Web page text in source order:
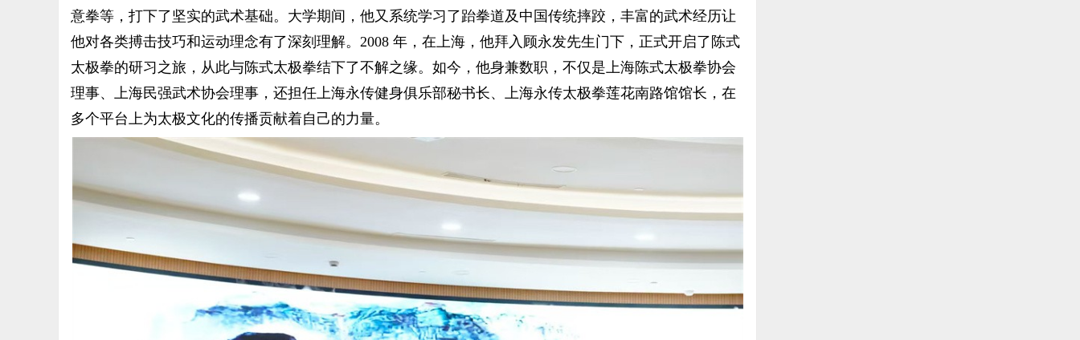
意拳等，打下了坚实的武术基础。大学期间，他又系统学习了跆拳道及中国传统摔跤，丰富的武术经历让
他对各类搏击技巧和运动理念有了深刻理解。2008 年，在上海，他拜入顾永发先生门下，正式开启了陈式
太极拳的研习之旅，从此与陈式太极拳结下了不解之缘。如今，他身兼数职，不仅是上海陈式太极拳协会
理事、上海民强武术协会理事，还担任上海永传健身俱乐部秘书长、上海永传太极拳莲花南路馆馆长，在
多个平台上为太极文化的传播贡献着自己的力量。